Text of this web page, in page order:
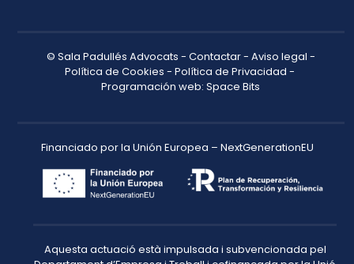
© Sala Padullés Advocats - Contactar- Aviso legal -
Política de Cookies - Política de Privacidad -
Programación web: Space Bits
Financiado por la Unión Europea – NextGenerationEU
Aquesta actuació està impulsada i subvencionada pel